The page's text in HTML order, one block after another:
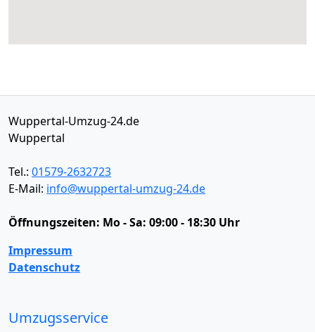
Wuppertal-Umzug-24.de
Wuppertal
Tel.: 01579-2632723
E-Mail: info@wuppertal-umzug-24.de
Öffnungszeiten: Mo - Sa: 09:00 - 18:30 Uhr
Impressum
Datenschutz
Umzugsservice